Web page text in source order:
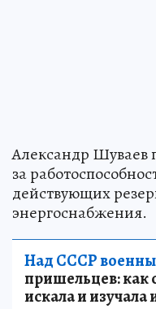
Александр Шуваев
за
действующих
энергоснабжения.
Над СССР
пришельцев: как
искала и